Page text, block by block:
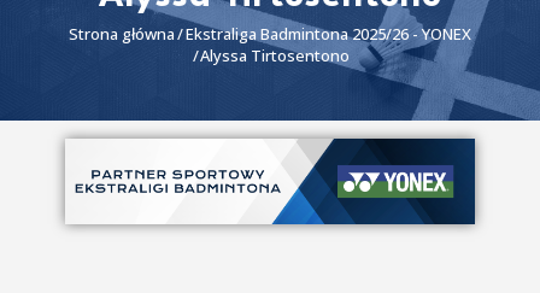
Strona główna Ekstraliga Badmintona 2025/26 - YONEX
Alyssa Tirtosentono
Terminarz
I liga
II liga